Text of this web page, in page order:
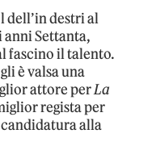
dell’in destri al
Settanta,
fascino il talento.
è valsa una
attore perLa
regista per
alla